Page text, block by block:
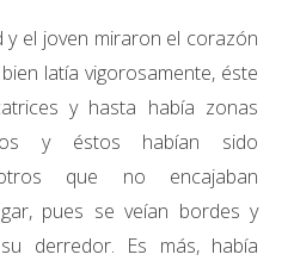
y el joven miraron el corazón
latía vigorosamente, éste
y hasta había zonas
y éstos habían sido
que no encajaban
pues se veían bordes y
derredor. Es más, había